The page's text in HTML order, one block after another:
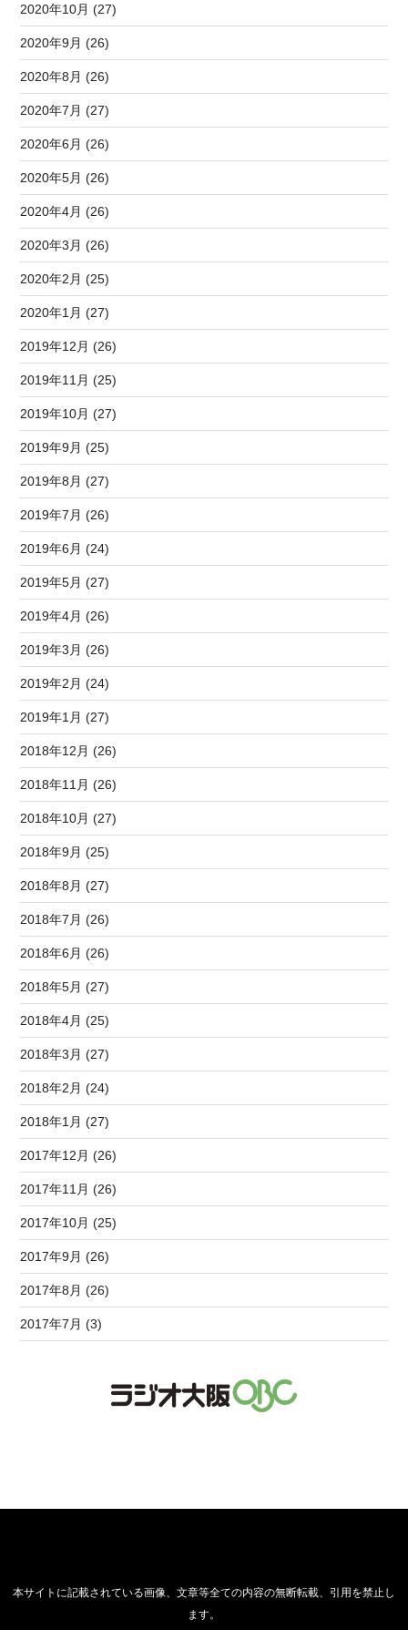
2020年10月 (27)
2020年9月 (26)
2020年8月 (26)
2020年7月 (27)
2020年6月 (26)
2020年5月 (26)
2020年4月 (26)
2020年3月 (26)
2020年2月 (25)
2020年1月 (27)
2019年12月 (26)
2019年11月 (25)
2019年10月 (27)
2019年9月 (25)
2019年8月 (27)
2019年7月 (26)
2019年6月 (24)
2019年5月 (27)
2019年4月 (26)
2019年3月 (26)
2019年2月 (24)
2019年1月 (27)
2018年12月 (26)
2018年11月 (26)
2018年10月 (27)
2018年9月 (25)
2018年8月 (27)
2018年7月 (26)
2018年6月 (26)
2018年5月 (27)
2018年4月 (25)
2018年3月 (27)
2018年2月 (24)
2018年1月 (27)
2017年12月 (26)
2017年11月 (26)
2017年10月 (25)
2017年9月 (26)
2017年8月 (26)
2017年7月 (3)
本サイトに記載されている画像、文章等全ての内容の無断転載、引用を禁止し
ます。